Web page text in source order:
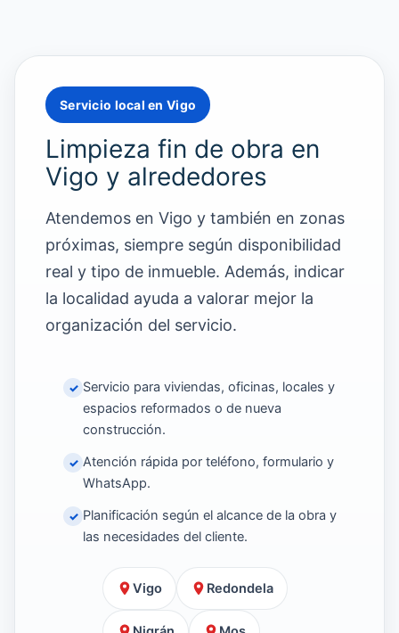
Servicio local en Vigo
Limpieza fin de obra en
Vigo y alrededores
Atendemos en Vigo y también en zonas
próximas, siempre según disponibilidad
real y tipo de inmueble. Además, indicar
la localidad ayuda a valorar mejor la
organización del servicio.
✓ Servicio para viviendas, oficinas, locales y
espacios reformados o de nueva
construcción.
✓ Atención rápida por teléfono, formulario y
WhatsApp.
✓ Planificación según el alcance de la obra y
las necesidades del cliente.
Vigo Redondela